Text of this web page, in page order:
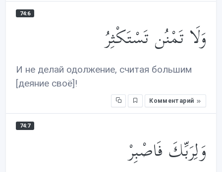
74:6
وَلَا تَمْنُن تَسْتَكْثِرُ
И не делай одолжение, считая большим
[деяние своё]!
Комментарий
74:7
وَلِرَبِّكَ فَاصْبِرْ